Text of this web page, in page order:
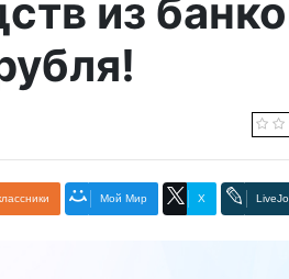
из
Мой Мир X